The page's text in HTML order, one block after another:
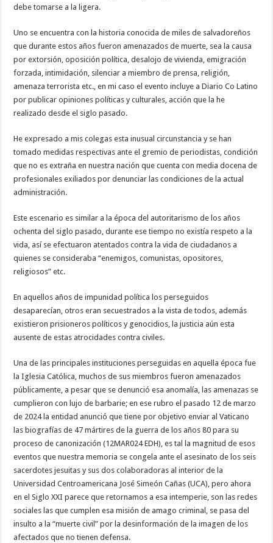
debe tomarse a la ligera.
Uno se encuentra con la historia conocida de miles de salvadoreños
que durante estos años fueron amenazados de muerte, sea la causa
por extorsión, oposición política, desalojo de vivienda, emigración
forzada, intimidación, silenciar a miembro de prensa, religión,
amenaza terrorista etc., en mi caso el evento incluye a Diario Co Latino
por publicar opiniones políticas y culturales, acción que la he
realizado desde el siglo pasado.
He expresado a mis colegas esta inusual circunstancia y se han
tomado medidas respectivas ante el gremio de periodistas, condición
que no es extraña en nuestra nación que cuenta con media docena de
profesionales exiliados por denunciar las condiciones de la actual
administración.
Este escenario es similar a la época del autoritarismo de los años
ochenta del siglo pasado, durante ese tiempo no existía respeto a la
vida, así se efectuaron atentados contra la vida de ciudadanos a
quienes se consideraba “enemigos, comunistas, opositores,
religiosos” etc.
En aquellos años de impunidad política los perseguidos
desaparecían, otros eran secuestrados a la vista de todos, además
existieron prisioneros políticos y genocidios, la justicia aún esta
ausente de estas atrocidades contra civiles.
Una de las principales instituciones perseguidas en aquella época fue
la Iglesia Católica, muchos de sus miembros fueron amenazados
públicamente, a pesar que se denunció esa anomalía, las amenazas se
cumplieron con lujo de barbarie; en ese rubro el pasado 12 de marzo
de 2024 la entidad anunció que tiene por objetivo enviar al Vaticano
las biografías de 47 mártires de la guerra de los años 80 para su
proceso de canonización (12MAR024 EDH), es tal la magnitud de esos
eventos que nuestra memoria se congela ante el asesinato de los seis
sacerdotes jesuitas y sus dos colaboradoras al interior de la
Universidad Centroamericana José Simeón Cañas (UCA), pero ahora
en el Siglo XXI parece que retornamos a esa intemperie, son las redes
sociales las que cumplen esa misión de amago criminal, se pasa del
insulto a la “muerte civil” por la desinformación de la imagen de los
afectados que no tienen defensa.